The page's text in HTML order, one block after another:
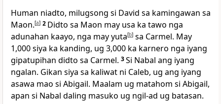
Human niadto, milugsong si David sa kamingawan sa
Maon.[a] 2 Didto sa Maon may usa ka tawo nga
adunahan kaayo, nga may yuta[b] sa Carmel. May
1,000 siya ka kanding, ug 3,000 ka karnero nga iyang
gipatupihan didto sa Carmel. 3Si Nabal ang iyang
ngalan. Gikan siya sa kaliwat ni Caleb, ug ang iyang
asawa mao si Abigail. Maalam ug matahom si Abigail,
apan si Nabal daling masuko ug ngil-ad ug batasan.